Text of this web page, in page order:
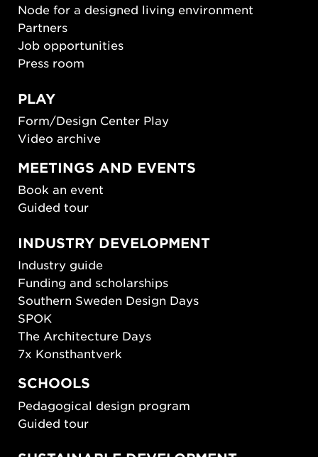
Node for a designed living environment
Partners
Job opportunities
Press room
PLAY
Form/Design Center Play
Video archive
MEETINGS AND EVENTS
Book an event
Guided tour
INDUSTRY DEVELOPMENT
Industry guide
Funding and scholarships
Southern Sweden Design Days
SPOK
The Architecture Days
7x Konsthantverk
SCHOOLS
Pedagogical design program
Guided tour